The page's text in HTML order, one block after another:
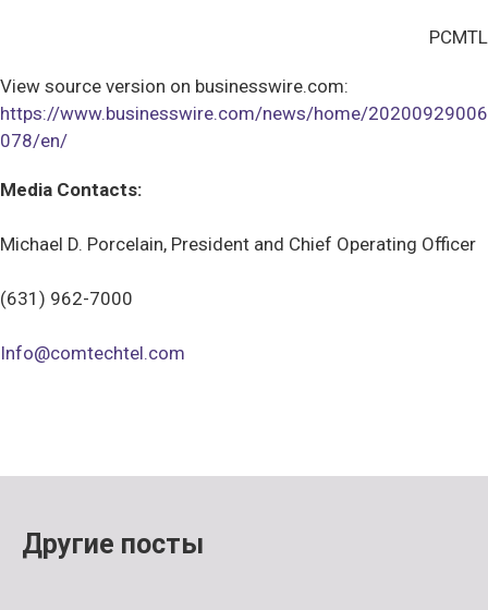
PCMTL
View source version on businesswire.com:
https://www.businesswire.com/news/home/20200929006
078/en/
Media Contacts:
Michael D. Porcelain, President and Chief Operating Officer
(631) 962-7000
Info@comtechtel.com
Другие посты